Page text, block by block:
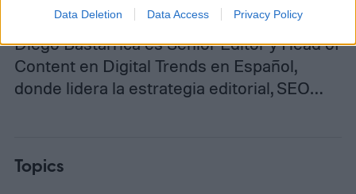
Data Deletion Data Access Privacy Policy
Diego Bastarrica es Senior Editor y Head of
Content en Digital Trends en Español,
donde lidera la estrategia editorial, SEO…
Topics